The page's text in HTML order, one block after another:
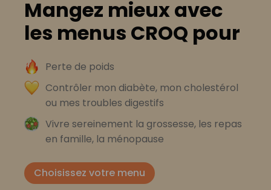
Mangez mieux avec
les menus CROQ pour
Perte de poids
Contrôler mon diabète, mon cholestérol
ou mes troubles digestifs
Vivre sereinement la grossesse, les repas
en famille, la ménopause
Choisissez votre menu